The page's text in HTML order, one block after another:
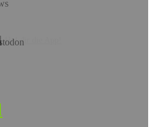
Hol dir die App!